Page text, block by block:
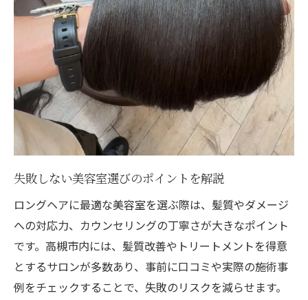
失敗しない美容室選びのポイントを解説
ロングヘアに最適な美容室を選ぶ際は、髪質やダメージ
への対応力、カウンセリングの丁寧さが大きなポイント
です。高槻市内には、髪質改善やトリートメントを得意
とするサロンが多数あり、事前に口コミや実際の施術事
例をチェックすることで、失敗のリスクを減らせます。